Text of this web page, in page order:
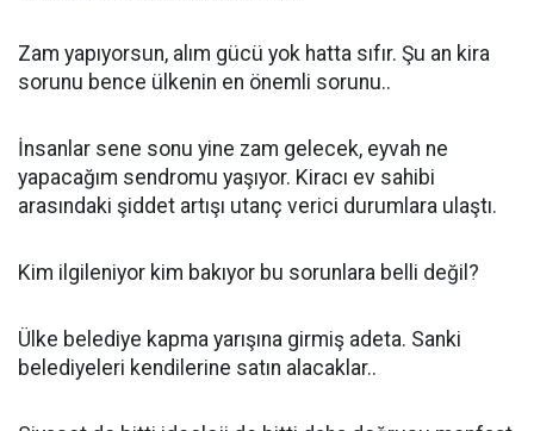
Zam yapıyorsun, alım gücü yok hatta sıfır. Şu an kira
sorunu bence ülkenin en önemli sorunu..
İnsanlar sene sonu yine zam gelecek, eyvah ne
yapacağım sendromu yaşıyor. Kiracı ev sahibi
arasındaki şiddet artışı utanç verici durumlara ulaştı.
Kim ilgileniyor kim bakıyor bu sorunlara belli değil?
Ülke belediye kapma yarışına girmiş adeta. Sanki
belediyeleri kendilerine satın alacaklar..